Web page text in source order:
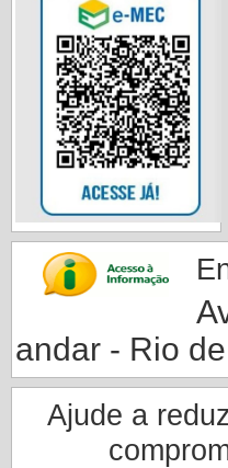
andar - Rio
Ajude a